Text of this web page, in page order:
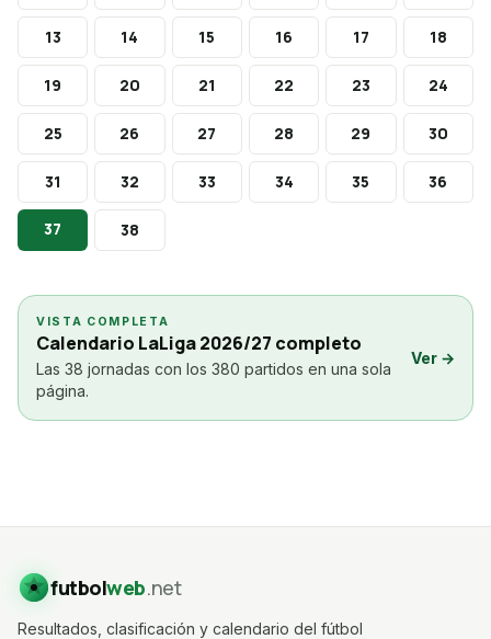
13 14 15 16 17 18
19 20 21 22 23 24
25 26 27 28 29 30
31 32 33 34 35 36
37 38
VISTA COMPLETA
Calendario LaLiga 2026/27 completo
Las 38 jornadas con los 380 partidos en una sola
página.
Ver →
futbolweb.net
Resultados, clasificación y calendario del fútbol